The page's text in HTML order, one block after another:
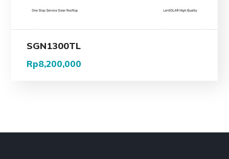
SGN1300TL
Rp8,200,000